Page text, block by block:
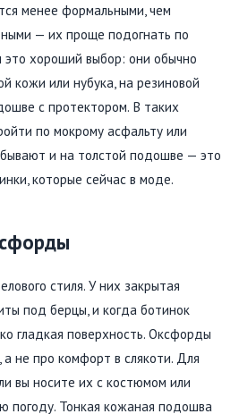
менее формальными, чем
— их проще подогнать по
это хороший выбор: они обычно
кожи или нубука, на резиновой
с протектором. В таких
по мокрому асфальту или
и на толстой подошве — это
которые сейчас в моде.
стиля. У них закрытая
под берцы, и когда ботинок
гладкая поверхность. Оксфорды
а не про комфорт в слякоти. Для
вы носите их с костюмом или
погоду. Тонкая кожаная подошва